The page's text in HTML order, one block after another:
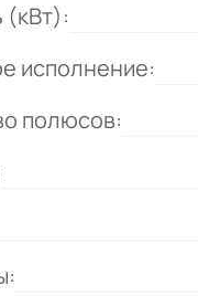
исполнение:
полюсов: